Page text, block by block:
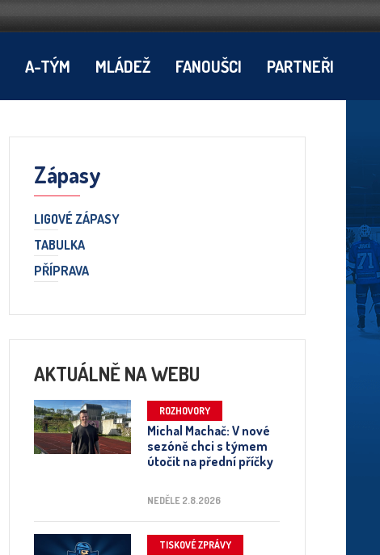
A-TÝM MLÁDEŽ FANOUŠCI PARTNEŘI
Zápasy
LIGOVÉ ZÁPASY
TABULKA
PŘÍPRAVA
AKTUÁLNĚ NA WEBU
ROZHOVORY
Michal Machač: V nové
sezóně chci s týmem
útočit na přední příčky
NEDĚLE 2.8.2026
TISKOVÉ ZPRÁVY